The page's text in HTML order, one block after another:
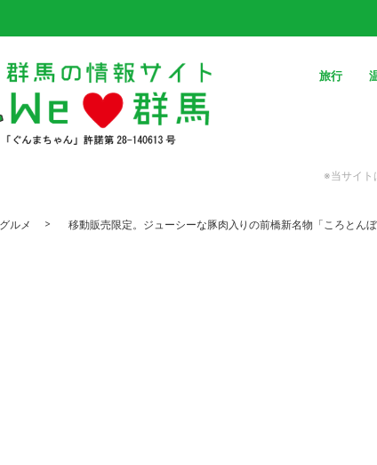
旅行
※当サイト
グルメ 移動販売限定。ジューシーな豚肉入りの前橋新名物「ころとんぼ